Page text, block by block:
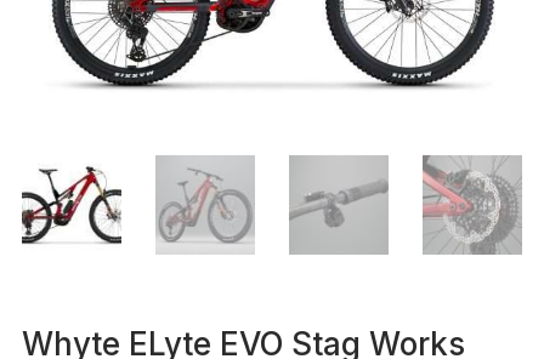
Whyte ELyte EVO Stag Works